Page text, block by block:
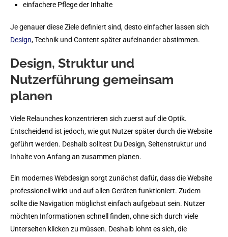
einfachere Pflege der Inhalte
Je genauer diese Ziele definiert sind, desto einfacher lassen sich
Design, Technik und Content später aufeinander abstimmen.
Design, Struktur und
Nutzerführung gemeinsam
planen
Viele Relaunches konzentrieren sich zuerst auf die Optik.
Entscheidend ist jedoch, wie gut Nutzer später durch die Website
geführt werden. Deshalb solltest Du Design, Seitenstruktur und
Inhalte von Anfang an zusammen planen.
Ein modernes Webdesign sorgt zunächst dafür, dass die Website
professionell wirkt und auf allen Geräten funktioniert. Zudem
sollte die Navigation möglichst einfach aufgebaut sein. Nutzer
möchten Informationen schnell finden, ohne sich durch viele
Unterseiten klicken zu müssen. Deshalb lohnt es sich, die